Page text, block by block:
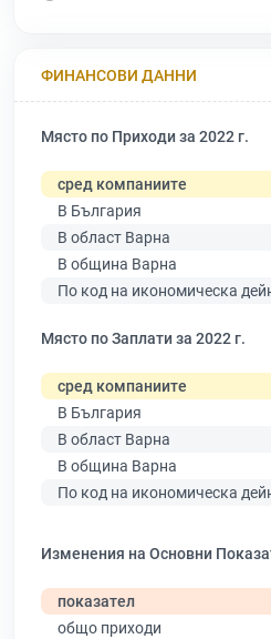
ФИНАНСОВИ ДАННИ
Място по Приходи за 2022 г.
сред компаниите
В България
В област Варна
В община Варна
По код на икономическа
Място по Заплати за 2022 г.
сред компаниите
В България
В област Варна
В община Варна
По код на икономическа
Изменения на Основни
показател
общо приходи